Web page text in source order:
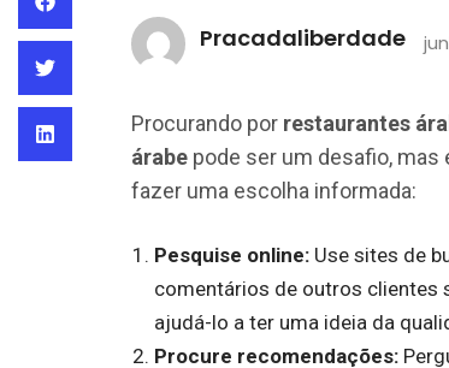
Pracadaliberdade
Procurando porrestaurantes
árabepode ser um desafio, mas
fazer uma escolha informada:
Pesquise online:Use sites de
comentários de outros clientes
ajudá-lo a ter uma ideia da
Procure recomendações: